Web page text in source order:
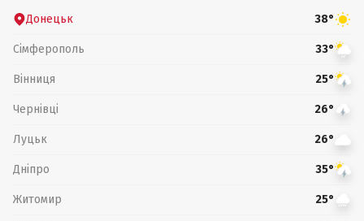
Донецьк 38°
Сімферополь 33°
Вінниця 25°
Чернівці 26°
Луцьк 26°
Дніпро 35°
Житомир 25°